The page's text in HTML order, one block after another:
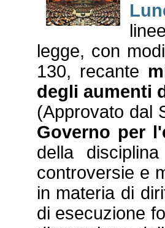
legge, con
130, recante
degli aumenti
(Approvato dal
Governo per
della
controversie e
in materia di
di esecuzione